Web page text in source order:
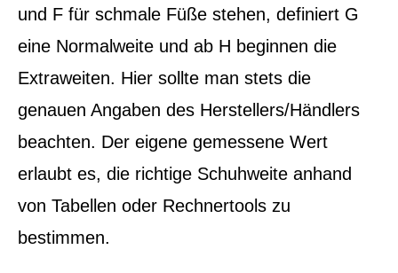
und F für schmale Füße stehen, definiert G
eine Normalweite und ab H beginnen die
Extraweiten. Hier sollte man stets die
genauen Angaben des Herstellers/Händlers
beachten. Der eigene gemessene Wert
erlaubt es, die richtige Schuhweite anhand
von Tabellen oder Rechnertools zu
bestimmen.